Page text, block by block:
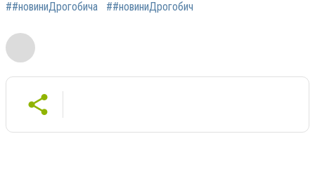
##новиниДрогобича
##новиниДрогобич